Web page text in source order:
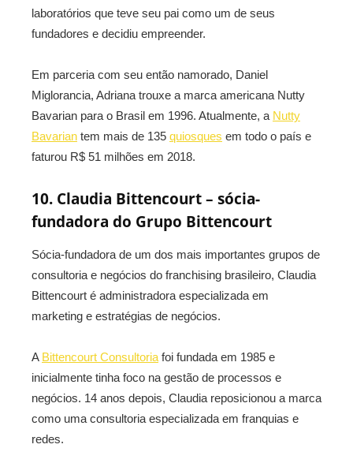
laboratórios que teve seu pai como um de seus
fundadores e decidiu empreender.
Em parceria com seu então namorado, Daniel
Miglorancia, Adriana trouxe a marca americana Nutty
Bavarian para o Brasil em 1996. Atualmente, a Nutty
Bavarian tem mais de 135 quiosques em todo o país e
faturou R$ 51 milhões em 2018.
10. Claudia Bittencourt – sócia-
fundadora do Grupo Bittencourt
Sócia-fundadora de um dos mais importantes grupos de
consultoria e negócios do franchising brasileiro, Claudia
Bittencourt é administradora especializada em
marketing e estratégias de negócios.
A Bittencourt Consultoria foi fundada em 1985 e
inicialmente tinha foco na gestão de processos e
negócios. 14 anos depois, Claudia reposicionou a marca
como uma consultoria especializada em franquias e
redes.